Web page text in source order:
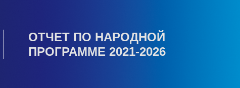
ОТЧЕТ ПО НАРОДНОЙ
ПРОГРАММЕ 2021-2026